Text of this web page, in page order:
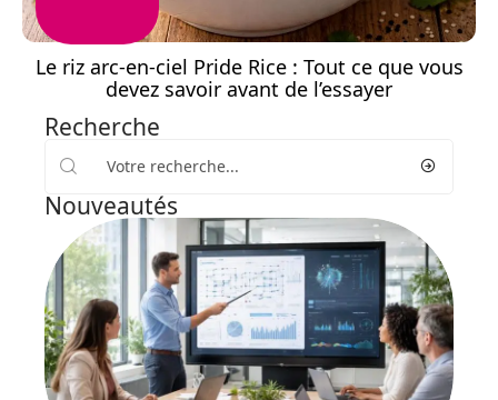
Le riz arc-en-ciel Pride Rice : Tout ce que vous
devez savoir avant de l’essayer
Recherche
Nouveautés